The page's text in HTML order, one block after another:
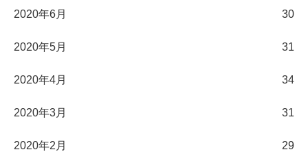
2020年6月 30
2020年5月 31
2020年4月 34
2020年3月 31
2020年2月 29